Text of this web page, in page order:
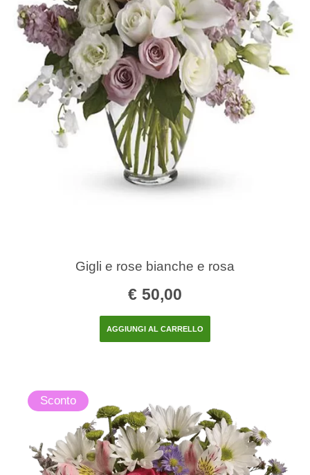
Gigli e rose bianche e rosa
€ 50,00
AGGIUNGI AL CARRELLO
Sconto